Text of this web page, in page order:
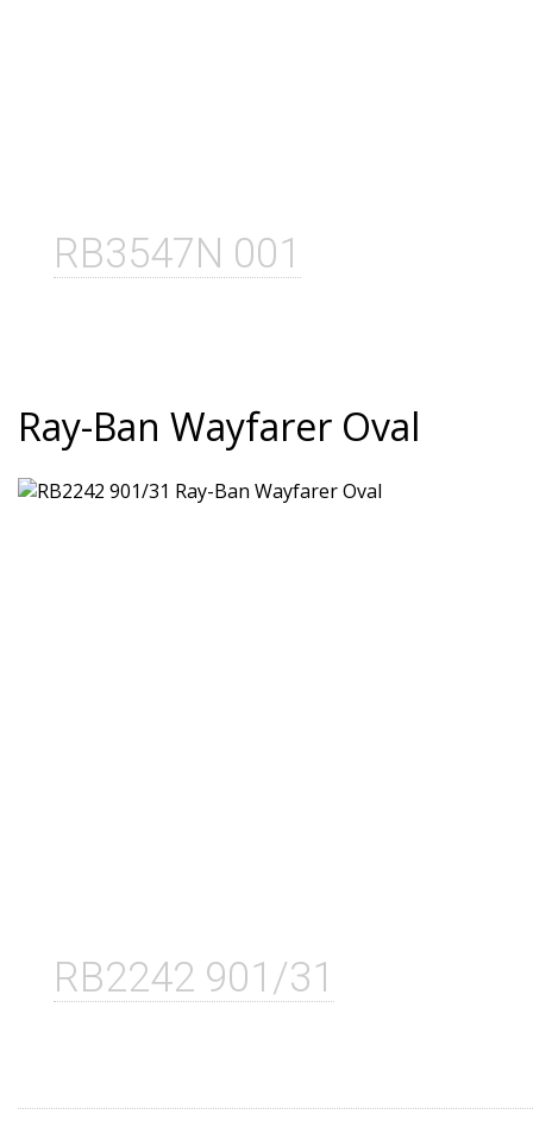
RB3547N 001
Ray-Ban Wayfarer Oval
RB2242 901/31